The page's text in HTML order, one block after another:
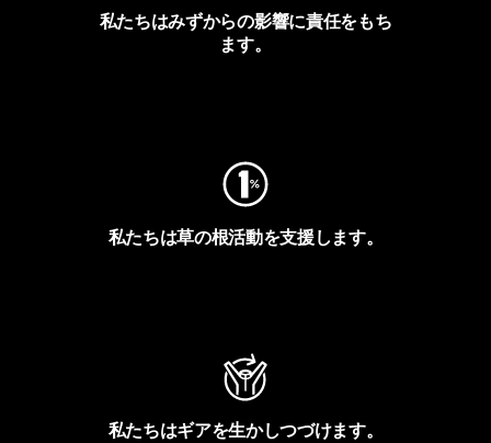
私たちはみずからの影響に責任をもち
ます。
私たちは草の根活動を支援します。
私たちはギアを生かしつづけます。